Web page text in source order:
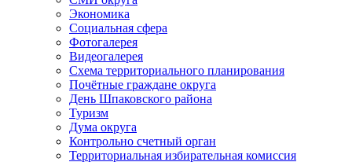
Экономика
Социальная сфера
Фотогалерея
Видеогалерея
Схема территориального планирования
Почётные граждане округа
День Шпаковского района
Туризм
Дума округа
Контрольно счетный орган
Территориальная избирательная комиссия